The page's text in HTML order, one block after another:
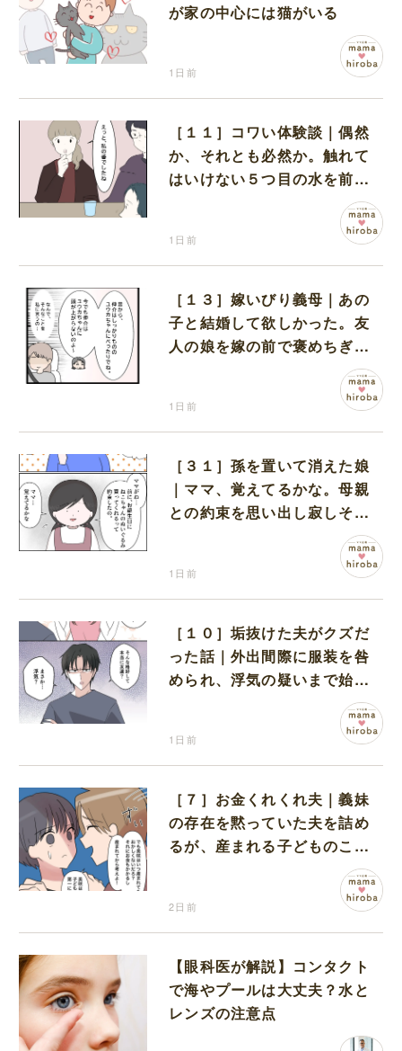
が家の中心には猫がいる
1日前
［１１］コワい体験談｜偶然
か、それとも必然か。触れて
はいけない５つ目の水を前に
1日前
［１３］嫁いびり義母｜あの
子と結婚して欲しかった。友
人の娘を嫁の前で褒めちぎる
1日前
［３１］孫を置いて消えた娘
｜ママ、覚えてるかな。母親
との約束を思い出し寂しそう
1日前
［１０］垢抜けた夫がクズだ
った話｜外出間際に服装を咎
められ、浮気の疑いまで始め
1日前
［７］お金くれくれ夫｜義妹
の存在を黙っていた夫を詰め
るが、産まれる子どものこと
を第一に考えてと流される
2日前
【眼科医が解説】コンタクト
で海やプールは大丈夫？水と
レンズの注意点